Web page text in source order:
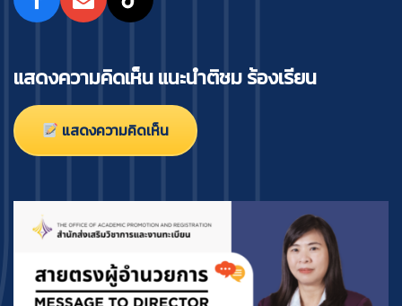
แสดงความคิดเห็น แนะนำติชม ร้องเรียน
แสดงความคิดเห็น